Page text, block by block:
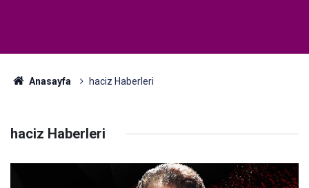
Anasayfa haciz Haberleri
haciz Haberleri